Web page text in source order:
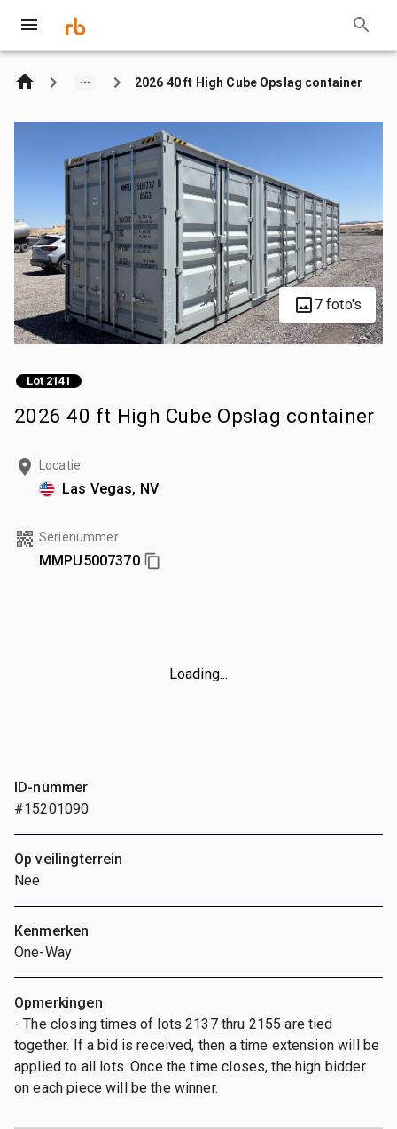
2026 40 ft High Cube Opslag container
7 foto's
Lot 2141
2026 40 ft High Cube Opslag container
Locatie
Las Vegas, NV
Serienummer
MMPU5007370
Loading...
ID-nummer
#15201090
Op veilingterrein
Nee
Kenmerken
One-Way
Opmerkingen
- The closing times of lots 2137 thru 2155 are tied
together. If a bid is received, then a time extension will be
applied to all lots. Once the time closes, the high bidder
on each piece will be the winner.